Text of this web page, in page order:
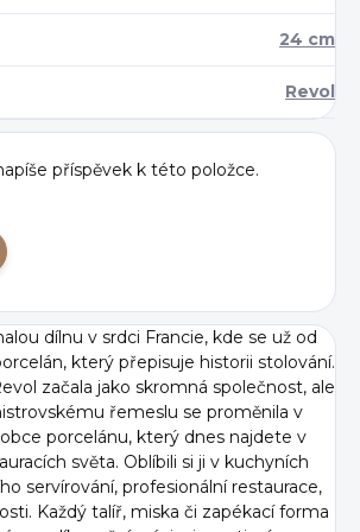
24 cm
Revol
příspěvek k této položce.
dílnu v srdci Francie, kde se už od
který přepisuje historii stolování.
začala jako skromná společnost, ale
řemeslu se proměnila v
porcelánu, který dnes najdete v
světa. Oblíbili si ji v kuchyních
servírování, profesionální restaurace,
Každý talíř, miska či zapékací forma